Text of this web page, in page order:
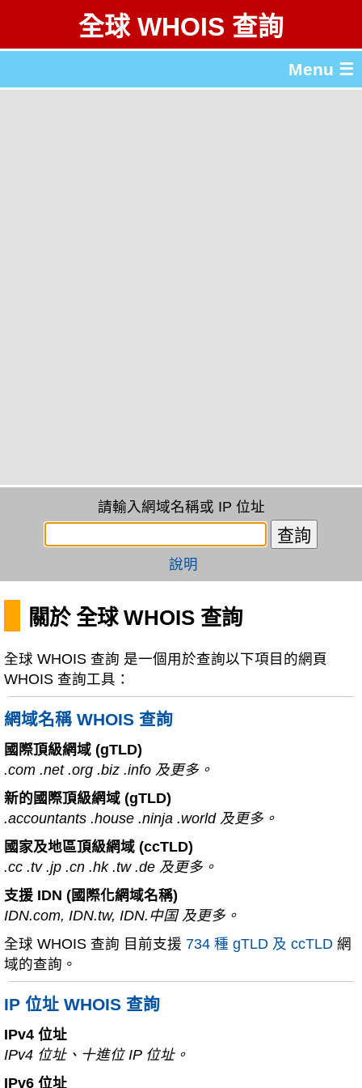
全球 WHOIS 查詢
Menu ☰
請輸入網域名稱或 IP 位址
說明
關於 全球 WHOIS 查詢
全球 WHOIS 查詢 是一個用於查詢以下項目的網頁
WHOIS 查詢工具：
網域名稱 WHOIS 查詢
國際頂級網域 (gTLD)
.com .net .org .biz .info 及更多。
新的國際頂級網域 (gTLD)
.accountants .house .ninja .world 及更多。
國家及地區頂級網域 (ccTLD)
.cc .tv .jp .cn .hk .tw .de 及更多。
支援 IDN (國際化網域名稱)
IDN.com, IDN.tw, IDN.中国 及更多。
全球 WHOIS 查詢 目前支援 734 種 gTLD 及 ccTLD 網
域的查詢。
IP 位址 WHOIS 查詢
IPv4 位址
IPv4 位址、十進位 IP 位址。
IPv6 位址